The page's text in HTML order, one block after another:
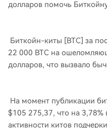
долларов помочь
Биткойн-киты [BTC] за
22 000 BTC на
долларов, что вызвало
На момент публикации
$105 275,37, что на 3,78%
активности китов